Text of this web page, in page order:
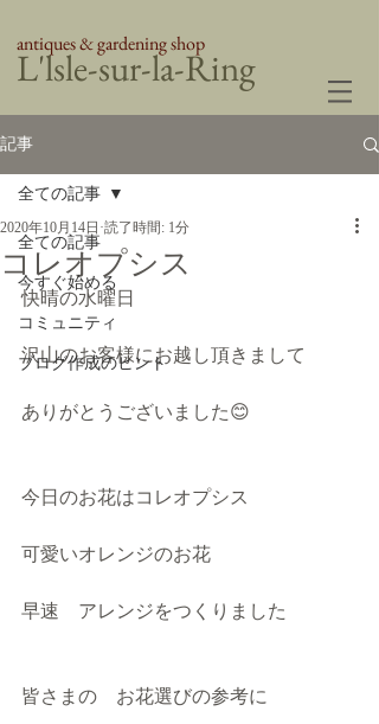
​L'lsle-sur-la-Ring
antiques & gardening shop
記事
全ての記事
今すぐ始める
コミュニティ
ブログ作成のヒント
全ての記事
コレオプシス
2020年10月14日 読了時間: 1分
快晴の水曜日
沢山のお客様にお越し頂きまして
ありがとうございました😊
今日のお花はコレオプシス
可愛いオレンジのお花
早速　アレンジをつくりました
皆さまの　お花選びの参考に